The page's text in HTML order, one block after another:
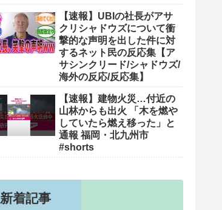
【速報】UBIの社長がアサ
クリシャドウズについて衝
撃的な声明を出した件に対
するネット民の反応集【ア
サシンクリード/シャドウズ/
海外の反応/反応集】
【速報】建物火災…付近の
山林からも出火 「木を燃や
していたら燃え移った」と
通報 福岡・北九州市
#shorts
新着記事